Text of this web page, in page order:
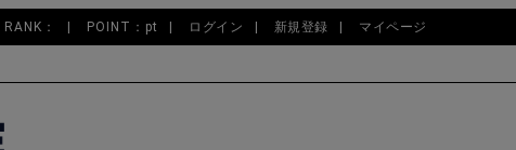
RANK： POINT：pt ログイン 新規登録 マイページ